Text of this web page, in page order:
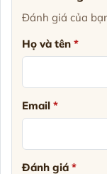
Đánh giá của
Họ và tên *
Email *
Đánh giá *